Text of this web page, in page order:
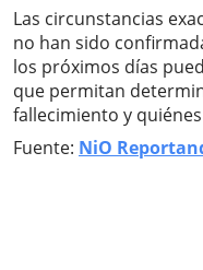
Las circunstancias
no han sido
los próximos días
que permitan
fallecimiento y
Fuente: NiO